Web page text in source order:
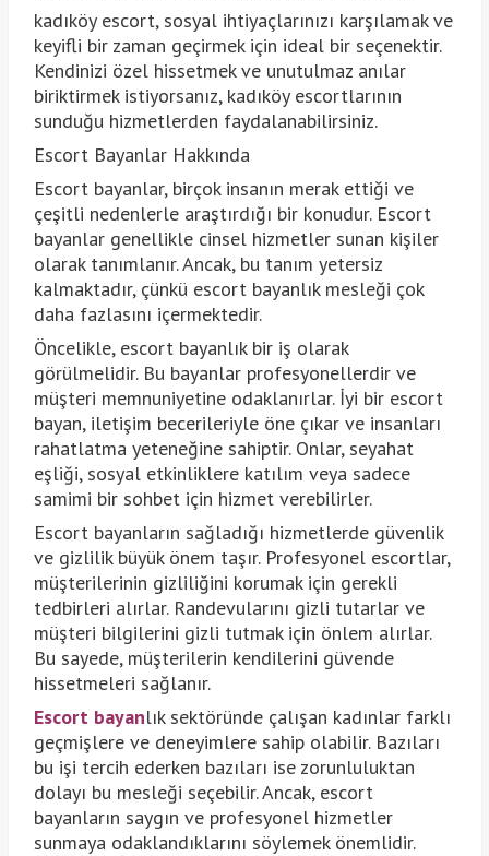
kadıköy escort, sosyal ihtiyaçlarınızı karşılamak ve
keyifli bir zaman geçirmek için ideal bir seçenektir.
Kendinizi özel hissetmek ve unutulmaz anılar
biriktirmek istiyorsanız, kadıköy escortlarının
sunduğu hizmetlerden faydalanabilirsiniz.
Escort Bayanlar Hakkında
Escort bayanlar, birçok insanın merak ettiği ve
çeşitli nedenlerle araştırdığı bir konudur. Escort
bayanlar genellikle cinsel hizmetler sunan kişiler
olarak tanımlanır. Ancak, bu tanım yetersiz
kalmaktadır, çünkü escort bayanlık mesleği çok
daha fazlasını içermektedir.
Öncelikle, escort bayanlık bir iş olarak
görülmelidir. Bu bayanlar profesyonellerdir ve
müşteri memnuniyetine odaklanırlar. İyi bir escort
bayan, iletişim becerileriyle öne çıkar ve insanları
rahatlatma yeteneğine sahiptir. Onlar, seyahat
eşliği, sosyal etkinliklere katılım veya sadece
samimi bir sohbet için hizmet verebilirler.
Escort bayanların sağladığı hizmetlerde güvenlik
ve gizlilik büyük önem taşır. Profesyonel escortlar,
müşterilerinin gizliliğini korumak için gerekli
tedbirleri alırlar. Randevularını gizli tutarlar ve
müşteri bilgilerini gizli tutmak için önlem alırlar.
Bu sayede, müşterilerin kendilerini güvende
hissetmeleri sağlanır.
Escort bayanlık sektöründe çalışan kadınlar farklı
geçmişlere ve deneyimlere sahip olabilir. Bazıları
bu işi tercih ederken bazıları ise zorunluluktan
dolayı bu mesleği seçebilir. Ancak, escort
bayanların saygın ve profesyonel hizmetler
sunmaya odaklandıklarını söylemek önemlidir.